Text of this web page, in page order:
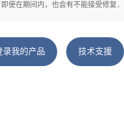
使在期间内，也会有不能接受修复．
录我的产品 技术支援